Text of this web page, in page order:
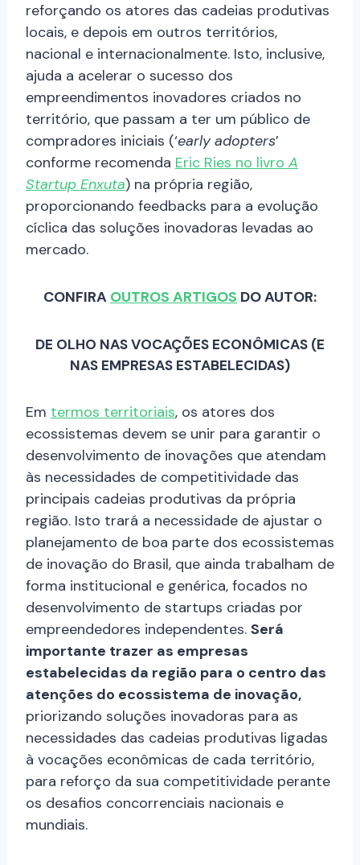
reforçando os atores das cadeias produtivas
locais, e depois em outros territórios,
nacional e internacionalmente. Isto, inclusive,
ajuda a acelerar o sucesso dos
empreendimentos inovadores criados no
território, que passam a ter um público de
compradores iniciais (‘early adopters’
conforme recomenda Eric Ries no livro A
Startup Enxuta) na própria região,
proporcionando feedbacks para a evolução
cíclica das soluções inovadoras levadas ao
mercado.
CONFIRA OUTROS ARTIGOS DO AUTOR:
DE OLHO NAS VOCAÇÕES ECONÔMICAS (E
NAS EMPRESAS ESTABELECIDAS)
Em termos territoriais, os atores dos
ecossistemas devem se unir para garantir o
desenvolvimento de inovações que atendam
às necessidades de competitividade das
principais cadeias produtivas da própria
região. Isto trará a necessidade de ajustar o
planejamento de boa parte dos ecossistemas
de inovação do Brasil, que ainda trabalham de
forma institucional e genérica, focados no
desenvolvimento de startups criadas por
empreendedores independentes. Será
importante trazer as empresas
estabelecidas da região para o centro das
atenções do ecossistema de inovação,
priorizando soluções inovadoras para as
necessidades das cadeias produtivas ligadas
à vocações econômicas de cada território,
para reforço da sua competitividade perante
os desafios concorrenciais nacionais e
mundiais.